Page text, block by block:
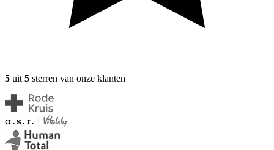
5 uit 5 sterren van onze klanten